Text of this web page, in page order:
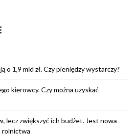
o 1,9 mld zł. Czy pieniędzy wystarczy?
kierowcy. Czy można uzyskać
lecz zwiększyć ich budżet. Jest nowa
rolnictwa